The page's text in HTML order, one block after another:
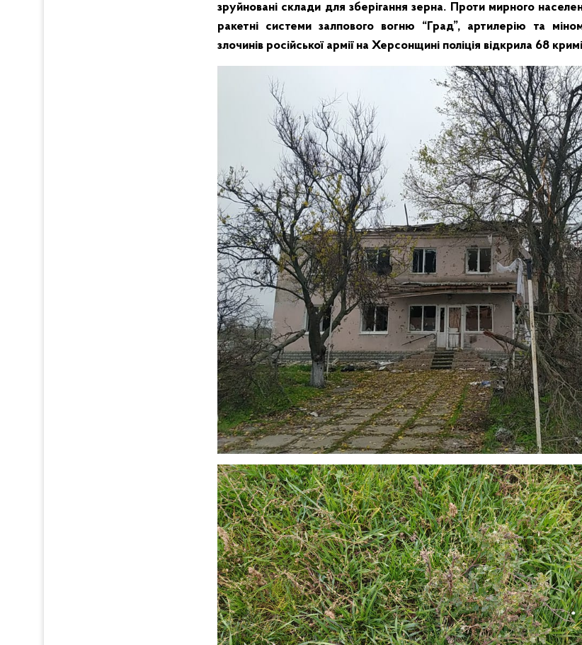
зруйновані склади для зберігання зерна. Проти мирного
ракетні системи залпового вогню “Град”, артилерію та
злочинів російської армії на Херсонщині поліція відкрила 68